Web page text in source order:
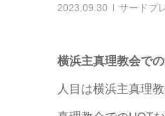
2023.09.30 サードプ
横浜主真理教会で
人目は横浜主真理